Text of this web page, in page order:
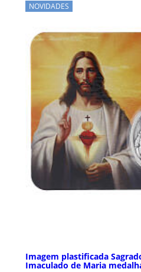
NOVIDADES
Imagem plastificada
Imaculado de Maria